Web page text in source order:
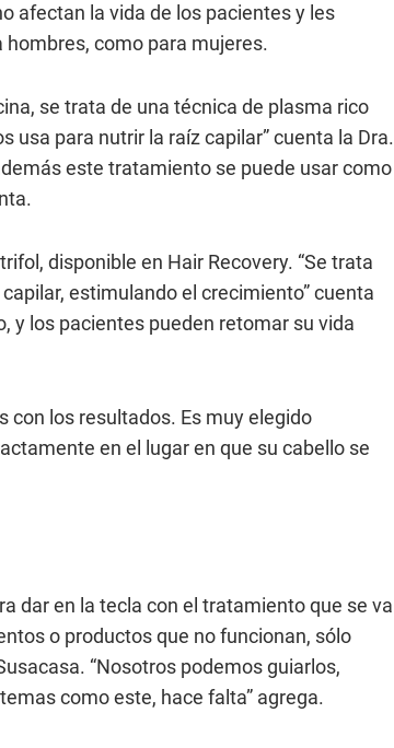
afectan la vida de los pacientes y les
como para mujeres.
se trata de una técnica de plasma rico
usa para nutrir la raíz capilar” cuenta la Dra.
este tratamiento se puede usar como
disponible en Hair Recovery. “Se trata
estimulando el crecimiento” cuenta
y los pacientes pueden retomar su vida
con los resultados. Es muy elegido
en el lugar en que su cabello se
dar en la tecla con el tratamiento que se va
o productos que no funcionan, sólo
“Nosotros podemos guiarlos,
como este, hace falta” agrega.